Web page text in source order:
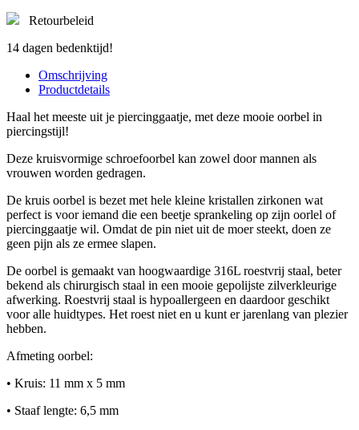
Retourbeleid
14 dagen bedenktijd!
Omschrijving
Productdetails
Haal het meeste uit je piercinggaatje, met deze mooie oorbel in
piercingstijl!
Deze kruisvormige schroefoorbel kan zowel door mannen als
vrouwen worden gedragen.
De kruis oorbel is bezet met hele kleine kristallen zirkonen wat
perfect is voor iemand die een beetje sprankeling op zijn oorlel of
piercinggaatje wil. Omdat de pin niet uit de moer steekt, doen ze
geen pijn als ze ermee slapen.
De oorbel is gemaakt van hoogwaardige 316L roestvrij staal, beter
bekend als chirurgisch staal in een mooie gepolijste zilverkleurige
afwerking. Roestvrij staal is hypoallergeen en daardoor geschikt
voor alle huidtypes. Het roest niet en u kunt er jarenlang van plezier
hebben.
Afmeting oorbel:
• Kruis: 11 mm x 5 mm
• Staaf lengte: 6,5 mm